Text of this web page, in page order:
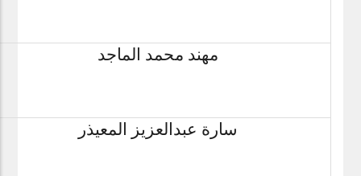
مهند محمد الماجد
سارة عبدالعزيز المعيذر